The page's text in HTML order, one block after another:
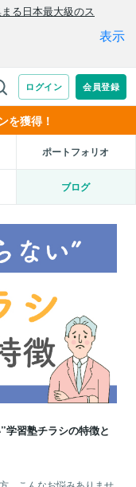
を獲得！
ポートフォリオ
ブログ
学習塾チラシの特徴と
、こんなお悩みありませ